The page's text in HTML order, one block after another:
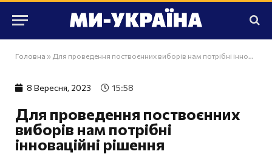
Головна » Для проведення поствоєнних виборів нам потрібні інноваційні рішення
8 Вересня, 2023 15:58
Для проведення поствоєнних
виборів нам потрібні
інноваційні рішення